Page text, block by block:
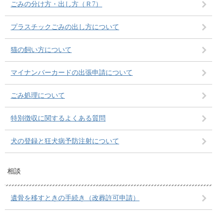
ごみの分け方・出し方（Ｒ7）
プラスチックごみの出し方について
猫の飼い方について
マイナンバーカードの出張申請について
ごみ処理について
特別徴収に関するよくある質問
犬の登録と狂犬病予防注射について
相談
遺骨を移すときの手続き（改葬許可申請）